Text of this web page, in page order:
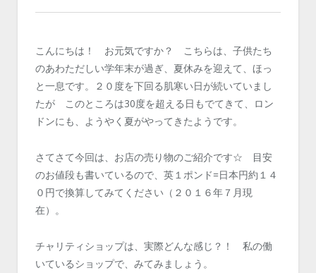
こんにちは！ お元気ですか？ こちらは、子供たち
のあわただしい学年末が過ぎ、夏休みを迎えて、ほっ
と一息です。２０度を下回る肌寒い日が続いていまし
たが このところは30度を超える日もでてきて、ロン
ドンにも、ようやく夏がやってきたようです。
さてさて今回は、お店の売り物のご紹介です☆ 目安
のお値段も書いているので、英１ポンド=日本円約１４
０円で換算してみてください（２０１６年７月現
在）。
チャリティショップは、実際どんな感じ？！ 私の働
いているショップで、みてみましょう。